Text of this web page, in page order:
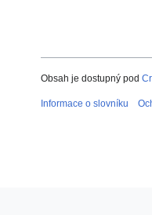
Obsah je dostupný pod
Informace o slovníku